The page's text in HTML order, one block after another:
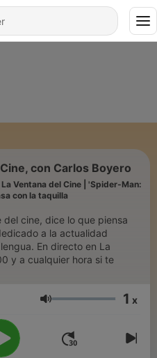
con Carlos Boyero
Ventana del Cine | 'Spider-Man:
con la taquilla
del cine, dice lo que piensa
a la actualidad
En directo en La
y a cualquier hora si te
Volum 1 x